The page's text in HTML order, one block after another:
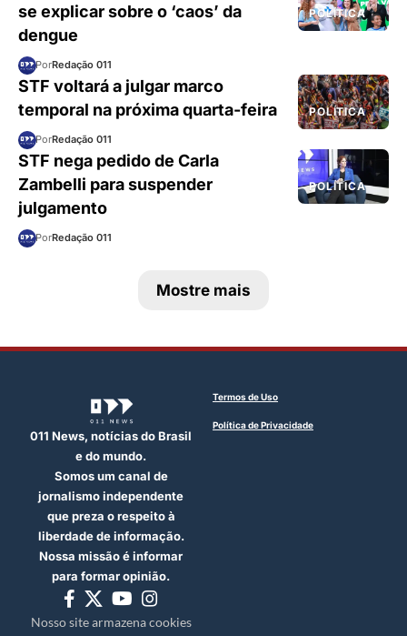
POLÍTICA
se explicar sobre o ‘caos’ da
dengue
PorRedação 011
POLÍTICA
STF voltará a julgar marco
temporal na próxima quarta-feira
PorRedação 011
POLÍTICA
STF nega pedido de Carla
Zambelli para suspender
julgamento
PorRedação 011
Mostre mais
011 News, notícias do Brasil
e do mundo.
Somos um canal de
jornalismo independente
que preza o respeito à
liberdade de informação.
Nossa missão é informar
para formar opinião.
Nosso site armazena cookies
Termos de Uso
Política de Privacidade